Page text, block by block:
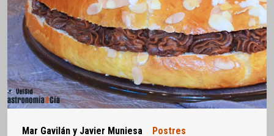
Mar Gavilán y Javier Muniesa Postres